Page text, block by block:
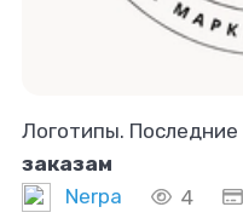
Логотипы. Последние
заказам
Nerpa
4